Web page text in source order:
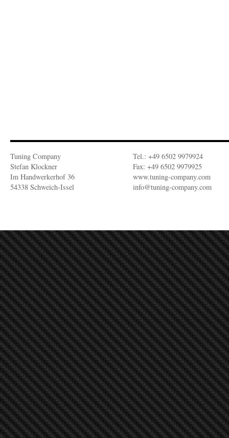
Tuning Company
Stefan Klockner
Im Handwerkerhof 36
54338 Schweich-Issel
Tel.: +49 6502 9979924
Fax: +49 6502 9979925
www.tuning-company.com
info@tuning-company.com